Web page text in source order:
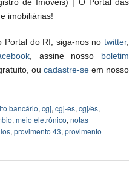
imobiliárias!
Portal do RI, siga-nos no twitter,
, assine nosso boletim
ou cadastre-seem nosso
bancário, cgj, cgj-es, cgj/es,
, meio eletrônico, notas
, provimento 43, provimento